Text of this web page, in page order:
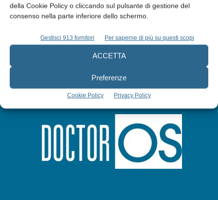
della Cookie Policy o cliccando sul pulsante di gestione del
consenso nella parte inferiore dello schermo.
Gestisci 913 fornitori Per saperne di più su questi scopi
ACCETTA
Preferenze
Cookie Policy Privacy Policy